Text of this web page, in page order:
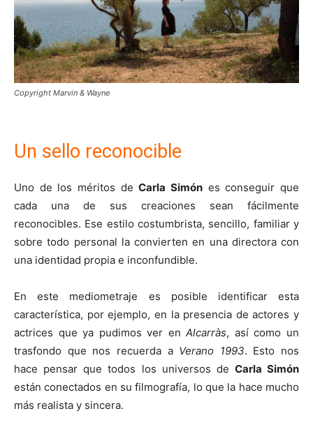
Copyright Marvin & Wayne
Un sello reconocible
Uno de los méritos deCarla Simón es conseguir que
cada una de sus creaciones sean fácilmente
reconocibles. Ese estilo costumbrista, sencillo, familiar y
sobre todo personal la convierten en una directora con
una identidad propia e inconfundible.
En este mediometraje es posible identificar esta
característica, por ejemplo, en la presencia de actores y
actrices que ya pudimos ver enAlcarràs, así como un
trasfondo que nos recuerda a Verano 1993. Esto nos
hace pensar que todos los universos de Carla Simón
están conectados en su filmografía, lo que la hace mucho
más realista y sincera.